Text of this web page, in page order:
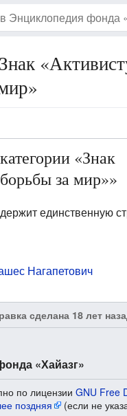
«Знак
за мир»»
единственную
Нагапетович
сделана 18 лет
«Хайазг»
по лицензии GNU Free
поздняя
(если не